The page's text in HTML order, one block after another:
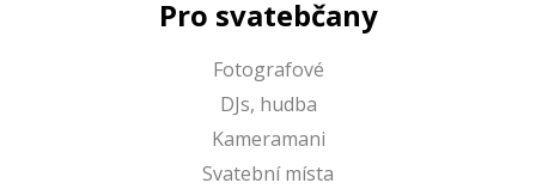
Pro svatebčany
Fotografové
DJs, hudba
Kameramani
Svatební místa